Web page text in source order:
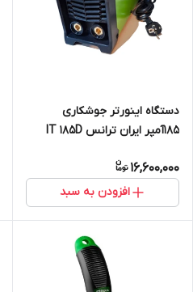
دستگاه اینورتر جوشکاری
185آمپر ایران ترانس IT 185D
16,600,000
افزودن به سبد